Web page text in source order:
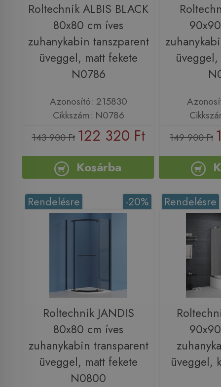
Roltechnik ALBIS BLACK
80x80 cm íves
zuhanykabin tanszparent
üveggel, matt fekete
N0786
Azonosító: 215830
Cikkszám: N0786
143 900 Ft 122 320 Ft
Kosárba
149 900 Ft
-20%
Rendelésre
Roltechnik JANDIS
80x80 cm íves
zuhanykabin transparent
üveggel, matt fekete
N0800
Rendelésre
üveggel,